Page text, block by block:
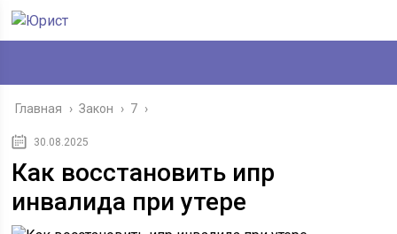
Главная › Закон › 7 ›
30.08.2025
Как восстановить ипр
инвалида при утере